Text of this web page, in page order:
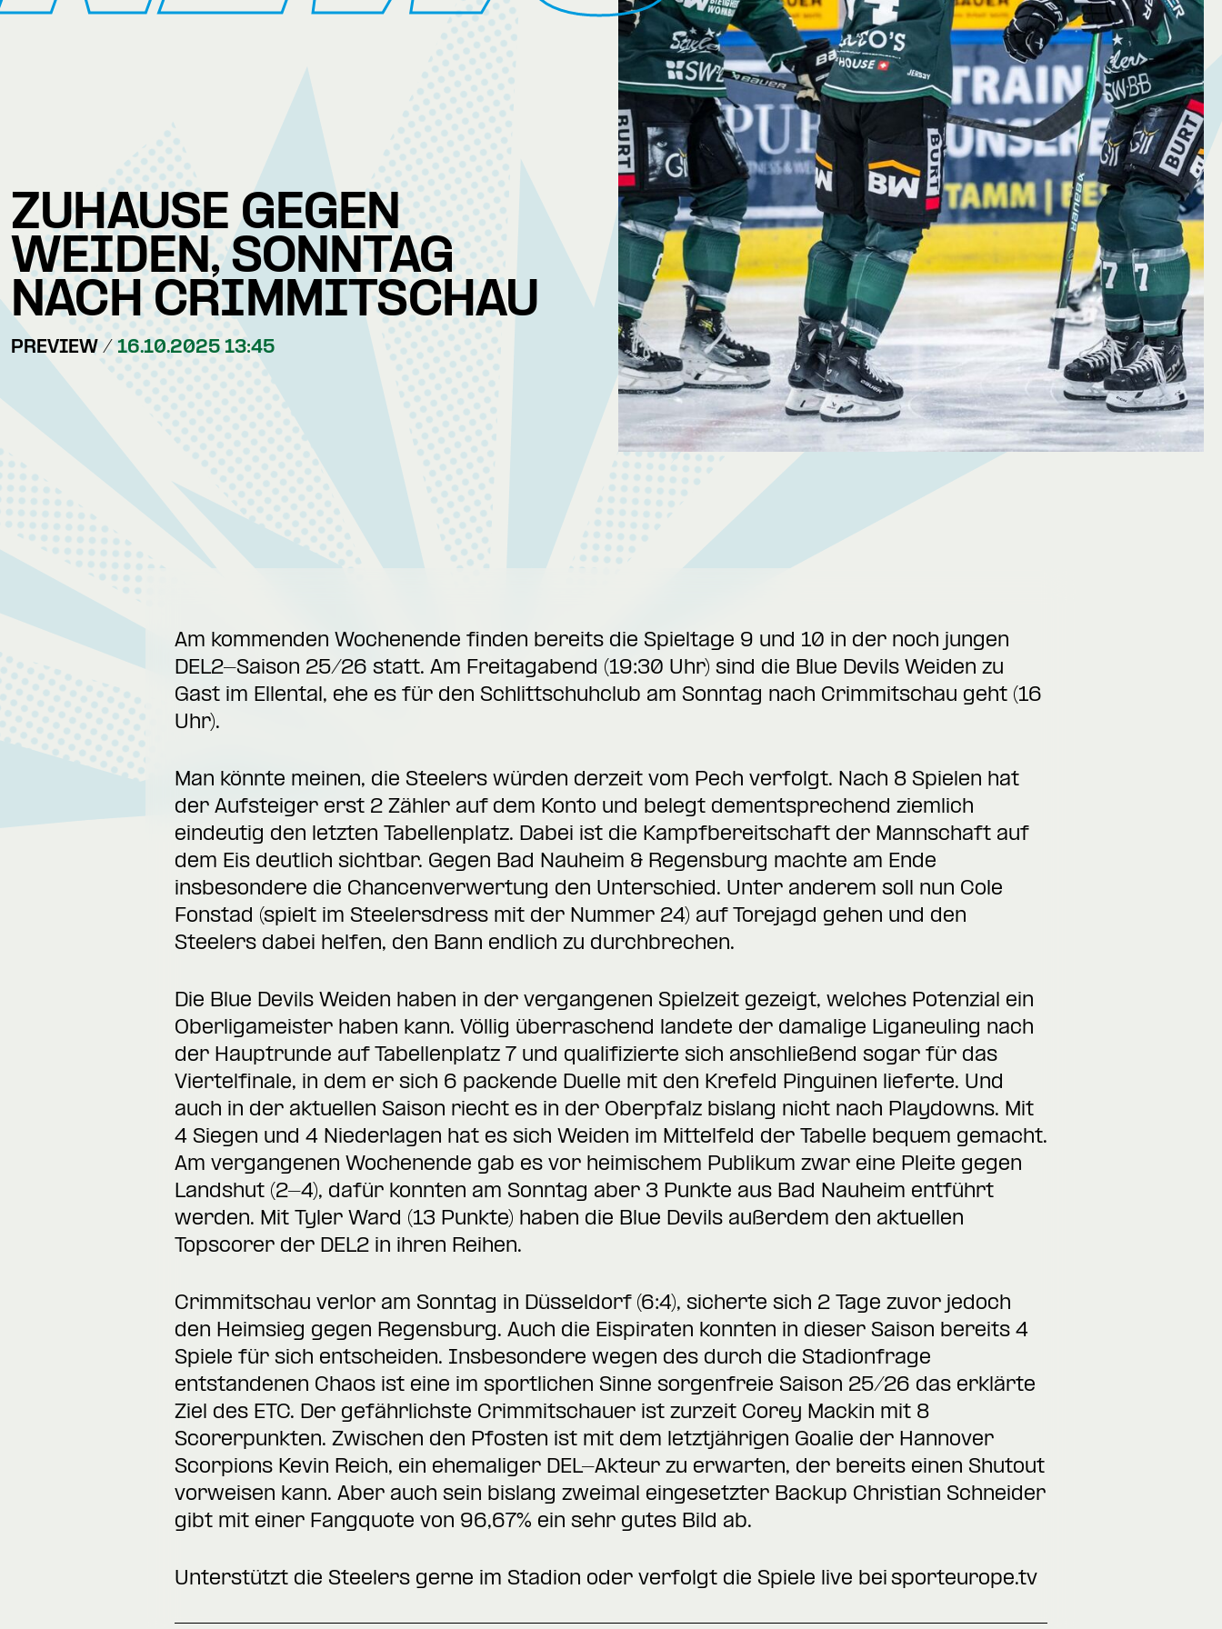
ZUHAUSE GEGEN
WEIDEN, SONNTAG
NACH CRIMMITSCHAU
PREVIEW / 16.10.2025 13:45
Am kommenden Wochenende finden bereits die Spieltage 9 und 10 in der noch jungen
DEL2-Saison 25/26 statt. Am Freitagabend (19:30 Uhr) sind die Blue Devils Weiden zu
Gast im Ellental, ehe es für den Schlittschuhclub am Sonntag nach Crimmitschau geht (16
Uhr).
Man könnte meinen, die Steelers würden derzeit vom Pech verfolgt. Nach 8 Spielen hat
der Aufsteiger erst 2 Zähler auf dem Konto und belegt dementsprechend ziemlich
eindeutig den letzten Tabellenplatz. Dabei ist die Kampfbereitschaft der Mannschaft auf
dem Eis deutlich sichtbar. Gegen Bad Nauheim & Regensburg machte am Ende
insbesondere die Chancenverwertung den Unterschied. Unter anderem soll nun Cole
Fonstad (spielt im Steelersdress mit der Nummer 24) auf Torejagd gehen und den
Steelers dabei helfen, den Bann endlich zu durchbrechen.
Die Blue Devils Weiden haben in der vergangenen Spielzeit gezeigt, welches Potenzial ein
Oberligameister haben kann. Völlig überraschend landete der damalige Liganeuling nach
der Hauptrunde auf Tabellenplatz 7 und qualifizierte sich anschließend sogar für das
Viertelfinale, in dem er sich 6 packende Duelle mit den Krefeld Pinguinen lieferte. Und
auch in der aktuellen Saison riecht es in der Oberpfalz bislang nicht nach Playdowns. Mit
4 Siegen und 4 Niederlagen hat es sich Weiden im Mittelfeld der Tabelle bequem gemacht.
Am vergangenen Wochenende gab es vor heimischem Publikum zwar eine Pleite gegen
Landshut (2-4), dafür konnten am Sonntag aber 3 Punkte aus Bad Nauheim entführt
werden. Mit Tyler Ward (13 Punkte) haben die Blue Devils außerdem den aktuellen
Topscorer der DEL2 in ihren Reihen.
Crimmitschau verlor am Sonntag in Düsseldorf (6:4), sicherte sich 2 Tage zuvor jedoch
den Heimsieg gegen Regensburg. Auch die Eispiraten konnten in dieser Saison bereits 4
Spiele für sich entscheiden. Insbesondere wegen des durch die Stadionfrage
entstandenen Chaos ist eine im sportlichen Sinne sorgenfreie Saison 25/26 das erklärte
Ziel des ETC. Der gefährlichste Crimmitschauer ist zurzeit Corey Mackin mit 8
Scorerpunkten. Zwischen den Pfosten ist mit dem letztjährigen Goalie der Hannover
Scorpions Kevin Reich, ein ehemaliger DEL-Akteur zu erwarten, der bereits einen Shutout
vorweisen kann. Aber auch sein bislang zweimal eingesetzter Backup Christian Schneider
gibt mit einer Fangquote von 96,67% ein sehr gutes Bild ab.
Unterstützt die Steelers gerne im Stadion oder verfolgt die Spiele live bei sporteurope.tv